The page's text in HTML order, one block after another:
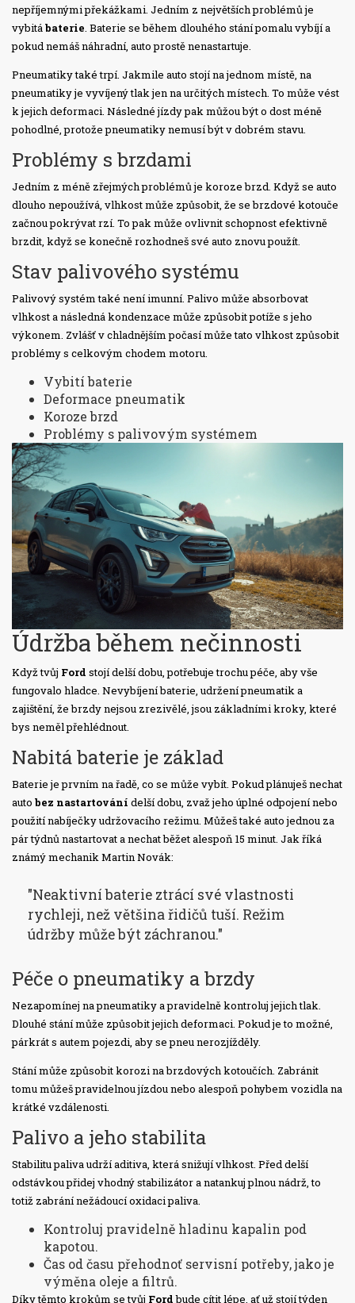
nepříjemnými překážkami. Jedním z největších problémů je
vybitábaterie. Baterie se během dlouhého stání pomalu vybíjí a
pokud nemáš náhradní, auto prostě nenastartuje.
Pneumatiky také trpí. Jakmile auto stojí na jednom místě, na
pneumatiky je vyvíjený tlak jen na určitých místech. To může vést
k jejich deformaci. Následné jízdy pak můžou být o dost méně
pohodlné, protože pneumatiky nemusí být v dobrém stavu.
Problémy s brzdami
Jedním z méně zřejmých problémů je koroze brzd. Když se auto
dlouho nepoužívá, vlhkost může způsobit, že se brzdové kotouče
začnou pokrývat rzí. To pak může ovlivnit schopnost efektivně
brzdit, když se konečně rozhodneš své auto znovu použít.
Stav palivového systému
Palivový systém také není imunní. Palivo může absorbovat
vlhkost a následná kondenzace může způsobit potíže s jeho
výkonem. Zvlášť v chladnějším počasí může tato vlhkost způsobit
problémy s celkovým chodem motoru.
Vybití baterie
Deformace pneumatik
Koroze brzd
Problémy s palivovým systémem
Údržba během nečinnosti
Když tvůj Ford stojí delší dobu, potřebuje trochu péče, aby vše
fungovalo hladce. Nevybíjení baterie, udržení pneumatik a
zajištění, že brzdy nejsou zrezivělé, jsou základními kroky, které
bys neměl přehlédnout.
Nabitá baterie je základ
Baterie je prvním na řadě, co se může vybít. Pokud plánuješ nechat
auto bez nastartování delší dobu, zvaž jeho úplné odpojení nebo
použití nabíječky udržovacího režimu. Můžeš také auto jednou za
pár týdnů nastartovat a nechat běžet alespoň 15 minut. Jak říká
známý mechanik Martin Novák:
"Neaktivní baterie ztrácí své vlastnosti
rychleji, než většina řidičů tuší. Režim
údržby může být záchranou."
Péče o pneumatiky a brzdy
Nezapomínej na pneumatiky a pravidelně kontroluj jejich tlak.
Dlouhé stání může způsobit jejich deformaci. Pokud je to možné,
párkrát s autem pojezdi, aby se pneu nerozjížděly.
Stání může způsobit korozi na brzdových kotoučích. Zabránit
tomu můžeš pravidelnou jízdou nebo alespoň pohybem vozidla na
krátké vzdálenosti.
Palivo a jeho stabilita
Stabilitu paliva udrží aditiva, která snižují vlhkost. Před delší
odstávkou přidej vhodný stabilizátor a natankuj plnou nádrž, to
totiž zabrání nežádoucí oxidaci paliva.
Kontroluj pravidelně hladinu kapalin pod
kapotou.
Čas od času přehodnoť servisní potřeby, jako je
výměna oleje a filtrů.
Díky těmto krokům se tvůj Fordbude cítit lépe, ať už stojí týden